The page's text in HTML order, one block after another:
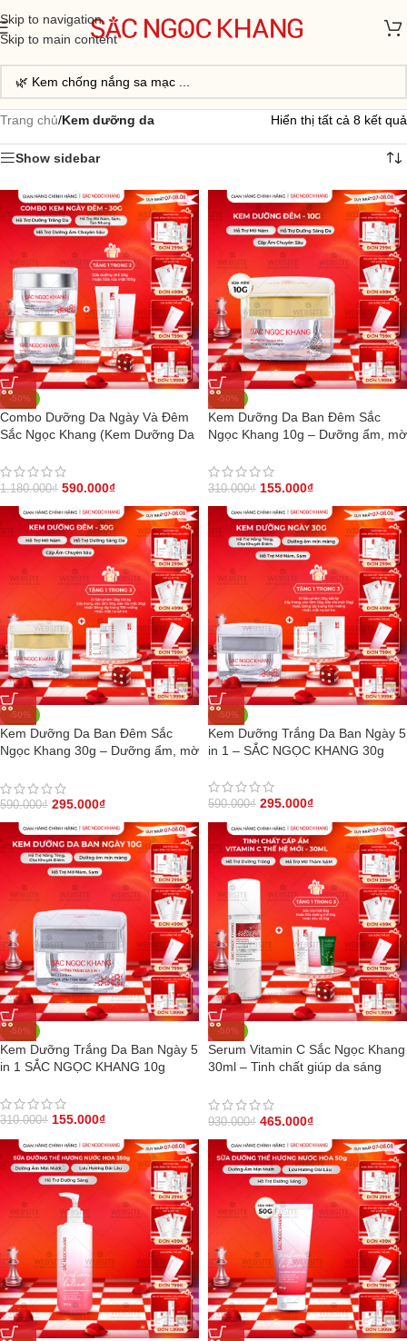
Skip to navigation
Skip to main content
Trang chủ/Kem dưỡng da Hiển thị tất cả 8 kết quả
Show sidebar
-50%
Combo Dưỡng Da Ngày Và Đêm
Sắc Ngọc Khang (Kem Dưỡng Da
Ban Ngày 5in1 30g)
1.180.000₫ 590.000₫
-50%
Kem Dưỡng Da Ban Đêm Sắc
Ngọc Khang 10g – Dưỡng ẩm, mờ
310.000₫ 155.000₫
-50%
Kem Dưỡng Da Ban Đêm Sắc
Ngọc Khang 30g – Dưỡng ẩm, mờ
590.000₫ 295.000₫
-50%
Kem Dưỡng Trắng Da Ban Ngày 5
in 1 – SẮC NGỌC KHANG 30g
590.000₫ 295.000₫
-50%
Kem Dưỡng Trắng Da Ban Ngày 5
in 1 SẮC NGỌC KHANG 10g
310.000₫ 155.000₫
-50%
Serum Vitamin C Sắc Ngọc Khang
30ml – Tinh chất giúp da sáng
màu da
930.000₫ 465.000₫